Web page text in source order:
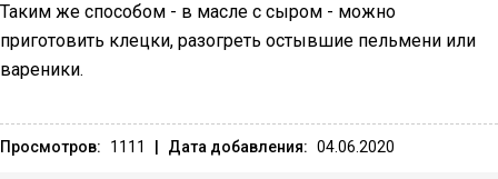
Таким же способом - в масле с сыром - можно
приготовить клецки, разогреть остывшие пельмени или
вареники.
Просмотров: 1111 Дата добавления: 04.06.2020